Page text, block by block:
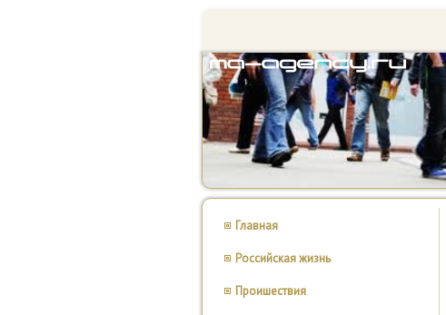
Главная
Российская жизнь
Проишествия